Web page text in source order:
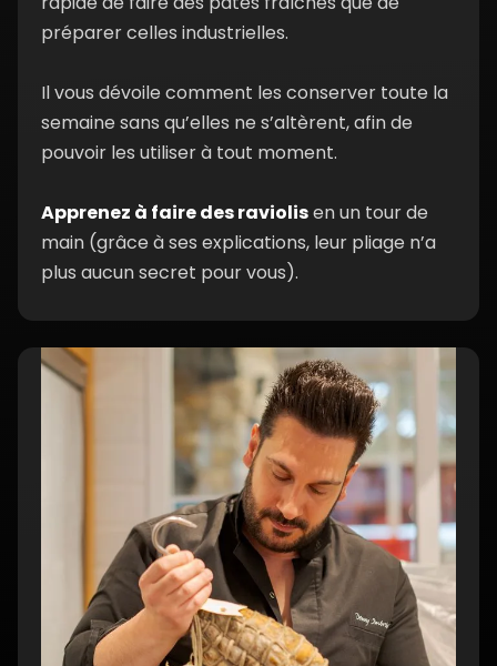
noisettes, balsamique
préparer celles industrielles.
Il vous dévoile comment les conserver toute la
semaine sans qu’elles ne s’altèrent, afin de
pouvoir les utiliser à tout moment.
Apprenez à faire des raviolisen un tour de
main (grâce à ses explications, leur pliage n’a
plus aucun secret pour vous).